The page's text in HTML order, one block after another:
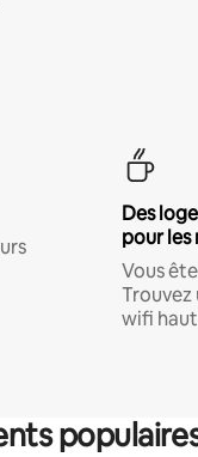
Des
pour les
Vous
Trouvez
wifi